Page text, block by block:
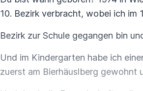
10. Bezirk verbracht, wobei ich im
Bezirk zur Schule gegangen bin
Und im Kindergarten habe ich
zuerst am Bierhäuslberg gewohnt